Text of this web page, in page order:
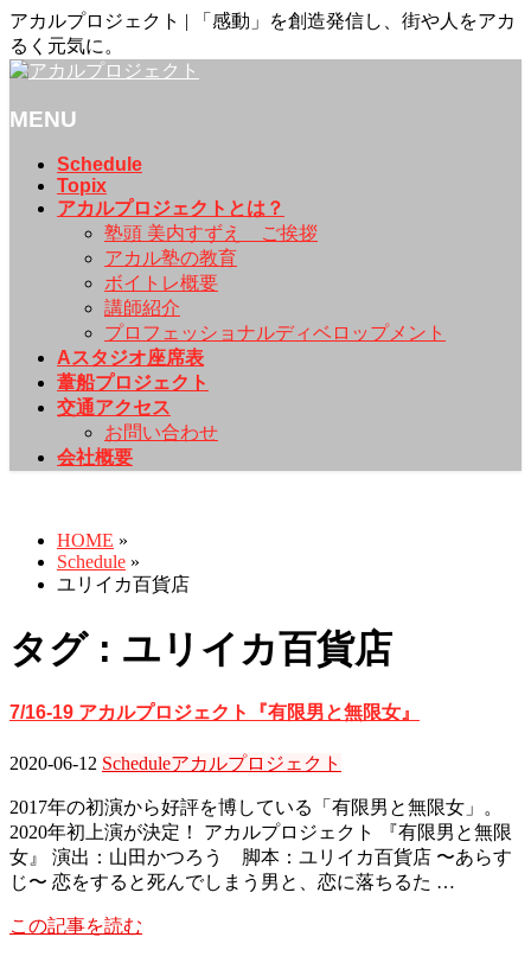
アカルプロジェクト | 「感動」を創造発信し、街や人をアカ
るく元気に。
MENU
Schedule
Topix
アカルプロジェクトとは？
塾頭 美内すずえ ご挨拶
アカル塾の教育
ボイトレ概要
講師紹介
プロフェッショナルディベロップメント
Aスタジオ座席表
葦船プロジェクト
交通アクセス
お問い合わせ
会社概要
HOME »
Schedule »
ユリイカ百貨店
タグ : ユリイカ百貨店
7/16-19 アカルプロジェクト『有限男と無限女』
2020-06-12 Scheduleアカルプロジェクト
2017年の初演から好評を博している「有限男と無限女」。
2020年初上演が決定！ アカルプロジェクト 『有限男と無限
女』 演出：山田かつろう 脚本：ユリイカ百貨店 〜あらす
じ〜 恋をすると死んでしまう男と、恋に落ちるた …
この記事を読む